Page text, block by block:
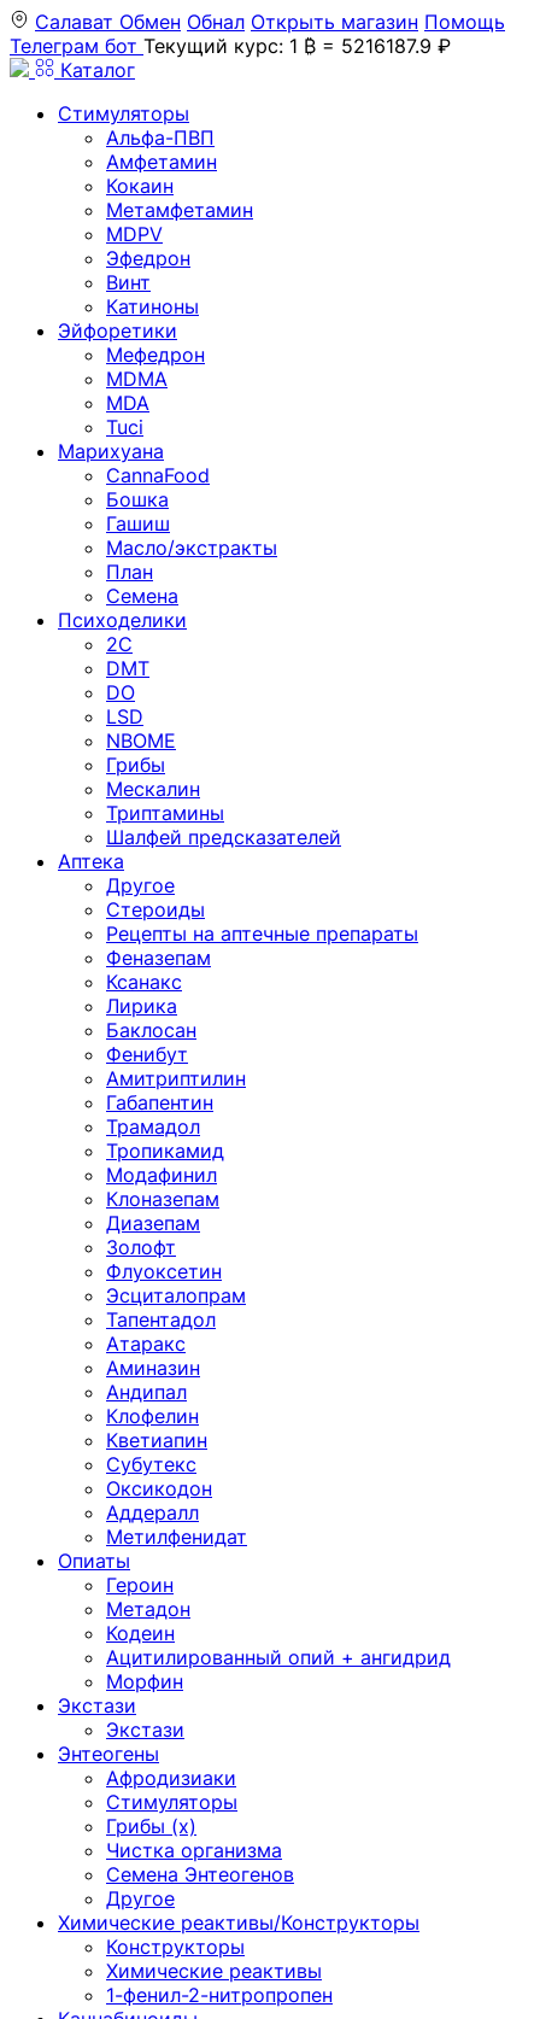
Салават Обмен Обнал Открыть магазин Помощь
Телеграм бот Текущий курс: 1 ₿ = 5216187.9 ₽
Каталог
Стимуляторы
Альфа-ПВП
Амфетамин
Кокаин
Метамфетамин
MDPV
Эфедрон
Винт
Катиноны
Эйфоретики
Мефедрон
MDMA
MDA
Tuci
Марихуана
CannaFood
Бошка
Гашиш
Масло/экстракты
План
Семена
Психоделики
2C
DMT
DO
LSD
NBOME
Грибы
Мескалин
Триптамины
Шалфей предсказателей
Аптека
Другое
Стероиды
Рецепты на аптечные препараты
Феназепам
Ксанакс
Лирика
Баклосан
Фенибут
Амитриптилин
Габапентин
Трамадол
Тропикамид
Модафинил
Клоназепам
Диазепам
Золофт
Флуоксетин
Эсциталопрам
Тапентадол
Атаракс
Аминазин
Андипал
Клофелин
Кветиапин
Субутекс
Оксикодон
Аддералл
Метилфенидат
Опиаты
Героин
Метадон
Кодеин
Ацитилированный опий + ангидрид
Морфин
Экстази
Экстази
Энтеогены
Афродизиаки
Стимуляторы
Грибы (х)
Чистка организма
Семена Энтеогенов
Другое
Химические реактивы/Конструкторы
Конструкторы
Химические реактивы
1-фенил-2-нитропропен